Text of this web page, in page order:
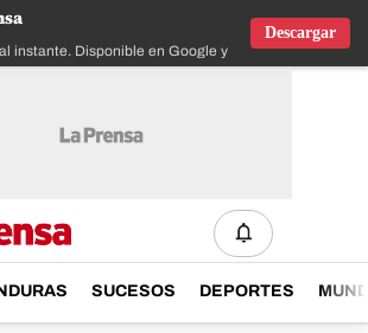
instante. Disponible en Google y IOS
Descargar
SUCESOS DEPORTES